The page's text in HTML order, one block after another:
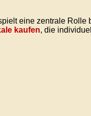
eine zentrale
kaufen, die